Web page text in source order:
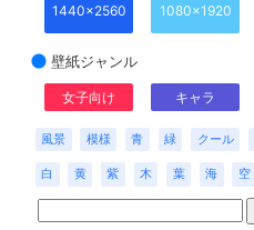
1440x2560
1080x1920
壁紙ジャンル
女子向け キャラ
風景 模様 青 緑 クール
白 黄 紫 木 葉 海 空